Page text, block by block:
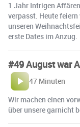
1 Jahr Intrigen
verpasst. Heute
unseren
erste Dates im Anzug.
#49 August war
47 Minuten
Wir machen einen
über unsere garnicht